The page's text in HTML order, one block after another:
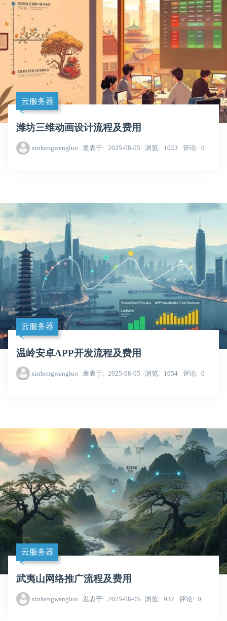
云服务器
潍坊三维动画设计流程及费用
xinhengwangluo 发表于 2025-08-05 浏览 1023 评论 0
云服务器
温岭安卓APP开发流程及费用
xinhengwangluo 发表于 2025-08-05 浏览 1054 评论 0
云服务器
武夷山网络推广流程及费用
xinhengwangluo 发表于 2025-08-05 浏览 932 评论 0